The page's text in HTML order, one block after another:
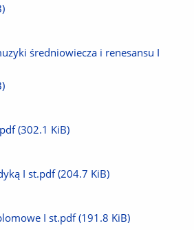
średniowiecza i renesansu I
(302.1 KiB)
I st.pdf (204.7 KiB)
I st.pdf (191.8 KiB)